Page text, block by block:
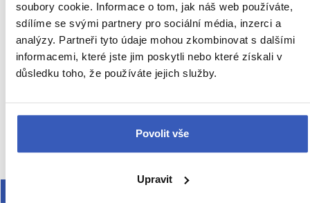
soubory cookie. Informace o tom, jak náš web používáte,
sdílíme se svými partnery pro sociální média, inzerci a
analýzy. Partneři tyto údaje mohou zkombinovat s dalšími
informacemi, které jste jim poskytli nebo které získali v
důsledku toho, že používáte jejich služby.
Povolit vše
Upravit
17. – 21. 6. 2027 (5 dní / 4 noci)
27 990 Kč
Ukaž